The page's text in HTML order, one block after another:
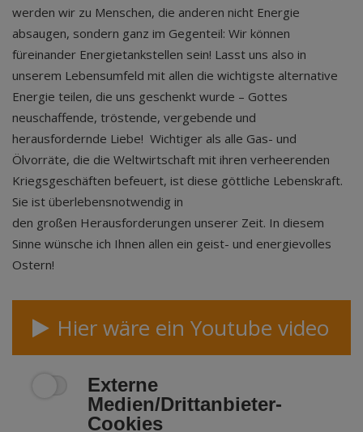
werden wir zu Menschen, die anderen nicht Energie
absaugen, sondern ganz im Gegenteil: Wir können
füreinander Energietankstellen sein! Lasst uns also in
unserem Lebensumfeld mit allen die wichtigste alternative
Energie teilen, die uns geschenkt wurde – Gottes
neuschaffende, tröstende, vergebende und
herausfordernde Liebe! Wichtiger als alle Gas- und
Ölvorräte, die die Weltwirtschaft mit ihren verheerenden
Kriegsgeschäften befeuert, ist diese göttliche Lebenskraft.
Sie ist überlebensnotwendig in
den großen Herausforderungen unserer Zeit. In diesem
Sinne wünsche ich Ihnen allen ein geist- und energievolles
Ostern!
Hier wäre ein Youtube video
Externe
Medien/Drittanbieter-
Cookies